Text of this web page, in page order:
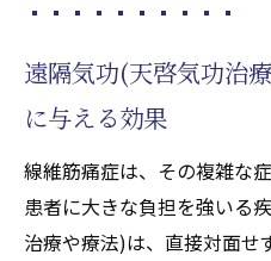
の緩和を目指す
チャクラを整える線維
チャクラバランス
治療におけるチャ
線維筋痛症改善へ
遠隔気功(天啓気功治
に与える効果
線維筋痛症は、その複雑な
患者に大きな負担を強いる
治療や療法)は、直接対面せ